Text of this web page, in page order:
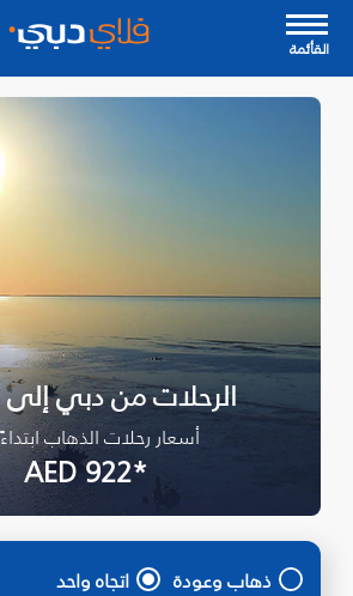
القأئمة
الرحلات من دبي
أسعار رحلات الذهاب
*AED 922
ذهاب وعودة اتجاه واحد